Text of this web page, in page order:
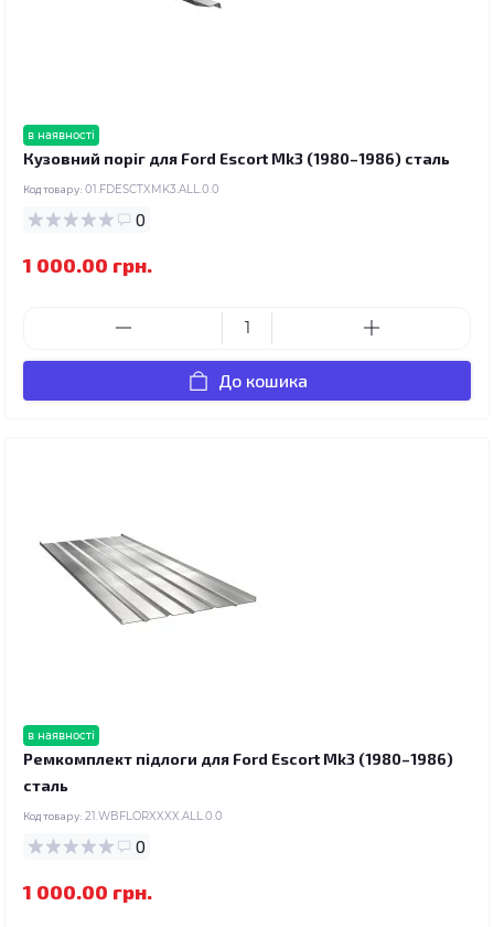
в наявності
Кузовний поріг для Ford Escort Mk3 (1980–1986) сталь
Код товару: 01.FDESCTXMK3.ALL.0.0
0
1 000.00 грн.
До кошика
в наявності
Ремкомплект підлоги для Ford Escort Mk3 (1980–1986)
сталь
Код товару: 21.WBFLORXXXX.ALL.0.0
0
1 000.00 грн.